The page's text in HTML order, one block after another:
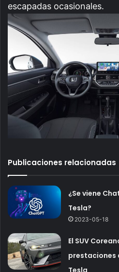
escapadas ocasionales.
Publicaciones relacionadas
¿Se viene
Tesla?
2023-05-18
El SUV
prestaciones
Tesla